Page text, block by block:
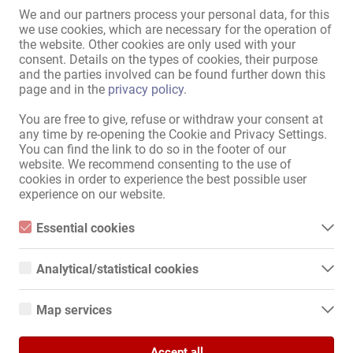
We and our partners process your personal data, for this
we use cookies, which are necessary for the operation of
the website. Other cookies are only used with your
consent. Details on the types of cookies, their purpose
and the parties involved can be found further down this
page and in the privacy policy.
You are free to give, refuse or withdraw your consent at
any time by re-opening the Cookie and Privacy Settings.
You can find the link to do so in the footer of our
website. We recommend consenting to the use of
cookies in order to experience the best possible user
experience on our website.
Essential cookies
Essential cookies are all cookies necessary for the operation of
function properly without these cookies.
Analytical/statistical cookies
Analytical or statistical cookies are cookies that are used to
They help website owners understand how visitors interact with
Map services
în casă: Vestiar pentru doamne
Vestiar
pentru doamne cu duş, Toaletă
pentru doamne, Maşină de
spălat,Uscător,Cameră de zi
cu TV,Compartimente pentru
de încuiere,complet climatizat
Bucătărie:
cu posibilitate de aşezare şi
mâncat,utilizare comună
Baie:
Duş ,Cadă,Cadă cu jacuzzi
Zonă pentru oaspeţi:
Prezentare externă / acces:
casă discretă,intrare discretă,
Intrare foarte vizibilă
Locuri de parcare pentru
doamne:
În centrul oraşului